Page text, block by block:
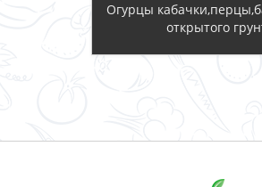
Огурцы
открытого